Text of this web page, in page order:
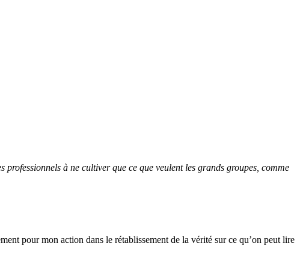
à ne cultiver que ce que veulent les grands groupes, comme
pour mon action dans le rétablissement de la vérité sur ce qu’on peut lire